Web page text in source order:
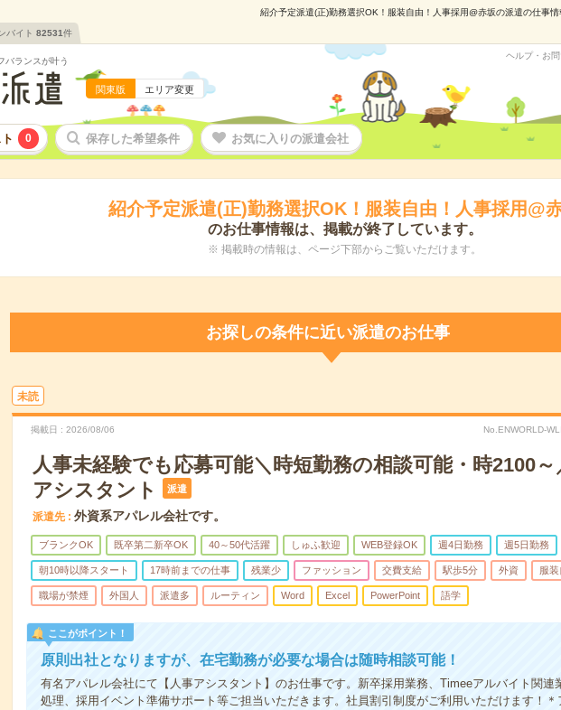
紹介予定派遣(正)勤務選択OK！服装自由！人事採用@赤坂の派遣の仕事
バイト 82531件
バランスが叶う
関東版 エリア変更
ヘルプ・お
0 保存した希望条件 お気に入りの派遣会社
紹介予定派遣(正)勤務選択OK！服装自由！人事採用@
のお仕事情報は、掲載が終了しています。
※ 掲載時の情報は、ページ下部からご覧いただけます。
お探しの条件に近い派遣のお仕事
未読
掲載日 2026/08/06 No.ENWORLD-
人事未経験でも応募可能＼時短勤務の相談可能・時2100～
アシスタント
派遣
派遣先 外資系アパレル会社です。
ブランクOK 既卒第二新卒OK 40～50代活躍 しゅふ歓迎 WEB登録OK 週4日勤務 週5日勤務
朝10時以降スタート 17時前までの仕事 残業少 ファッション 交費支給 駅歩5分 外資 服装
職場が禁煙 外国人 派遣多 ルーティン Word Excel PowerPoint 語学
ここがポイント！
原則出社となりますが、在宅勤務が必要な場合は随時相談可能！
有名アパレル会社にて【人事アシスタント】のお仕事です。新卒採用業務、Timeeアルバイト関連
処理、採用イベント準備サポート等ご担当いただきます。社員割引制度がご利用いただけます！＊